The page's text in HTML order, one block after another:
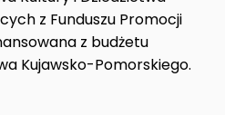
z Funduszu Promocji
z budżetu
Kujawsko-Pomorskiego.